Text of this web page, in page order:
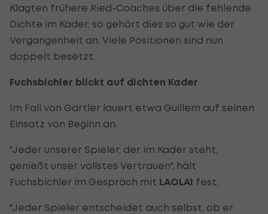
Klagten frühere Ried-Coaches über die fehlende
Dichte im Kader, so gehört dies so gut wie der
Vergangenheit an. Viele Positionen sind nun
doppelt besetzt.
Fuchsbichler blickt auf dichten Kader
Im Fall von Gartler lauert etwa Guillem auf seinen
Einsatz von Beginn an.
"Jeder unserer Spieler, der im Kader steht,
genießt unser vollstes Vertrauen", hält
Fuchsbichler im Gespräch mit LAOLA1 fest.
"Jeder Spieler entscheidet auch selbst, ob er